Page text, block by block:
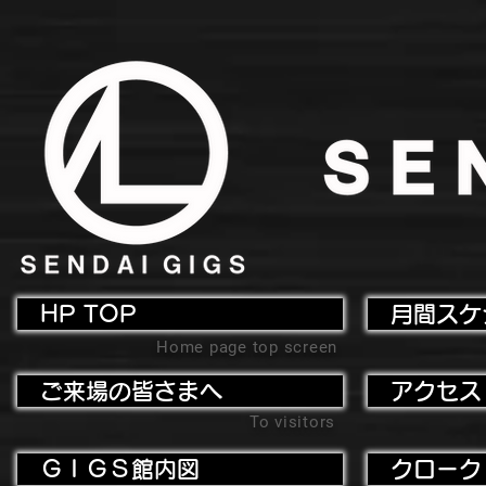
HP TOP
Home page top screen
ご来場の皆さまへ
To visitors
ＧＩＧＳ館内図
月間ス
アクセ
クローク